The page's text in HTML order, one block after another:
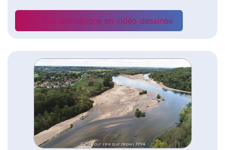
Voir nos réalisations en vidéo dessinée